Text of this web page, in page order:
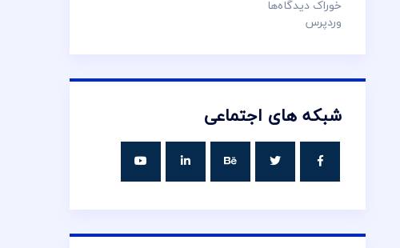
خوراک دیدگاه‌ها
وردپرس
شبکه های اجتماعی